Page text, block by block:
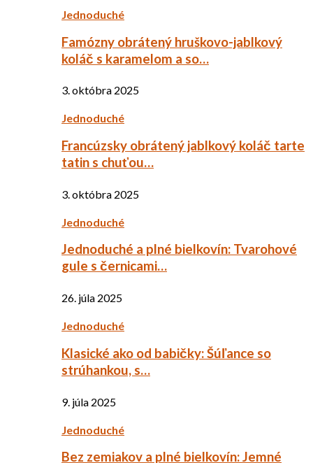
Jednoduché
Famózny obrátený hruškovo-jablkový
koláč s karamelom a so…
3. októbra 2025
Jednoduché
Francúzsky obrátený jablkový koláč tarte
tatin s chuťou…
3. októbra 2025
Jednoduché
Jednoduché a plné bielkovín: Tvarohové
gule s černicami…
26. júla 2025
Jednoduché
Klasické ako od babičky: Šúľance so
strúhankou, s…
9. júla 2025
Jednoduché
Bez zemiakov a plné bielkovín: Jemné